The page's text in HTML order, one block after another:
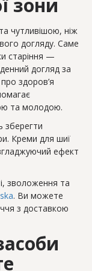
зони
чутливішою, ніж
догляду. Саме
старіння —
догляд за
здоров’я
та молодою.
зберегти
Креми для шиї
ефект
зволоження та
. Ви можете
з доставкою